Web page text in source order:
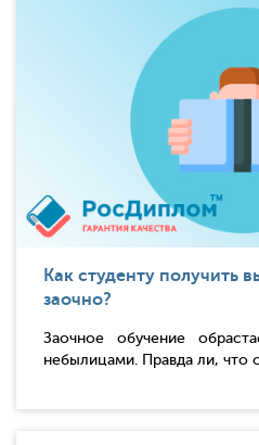
Как студенту получить
заочно?
Заочное обучение
небылицами. Правда ли, что